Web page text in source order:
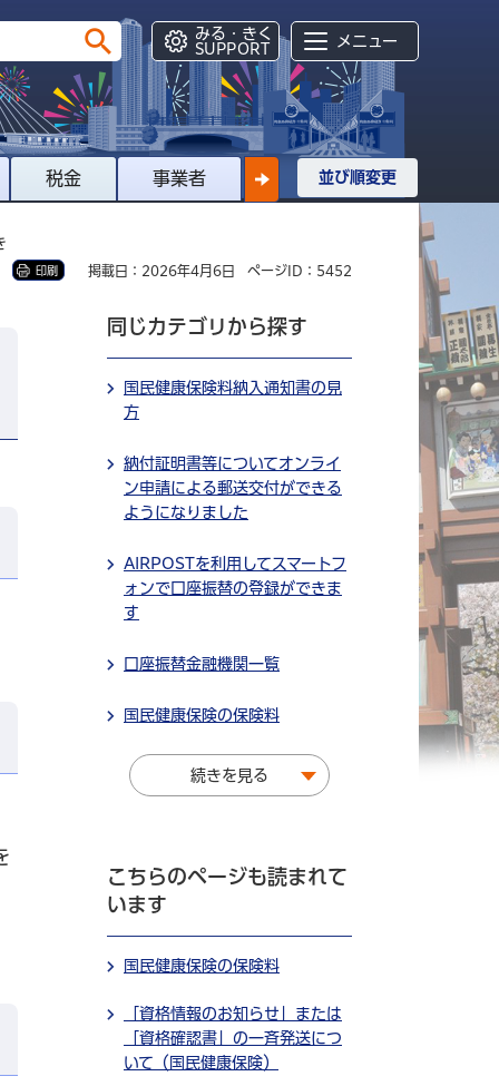
みる・きく
SUPPORT
メニュー
税金 事業者 並び順変更
印刷 掲載日：2026年4月6日 ページID：5452
同じカテゴリから探す
国民健康保険料納入通知書の見
方
納付証明書等についてオンライ
ン申請による郵送交付ができる
ようになりました
AIRPOSTを利用してスマートフ
ォンで口座振替の登録ができま
す
口座振替金融機関一覧
国民健康保険の保険料
続きを見る
こちらのページも読まれて
います
国民健康保険の保険料
「資格情報のお知らせ」または
「資格確認書」の一斉発送につ
いて（国民健康保険）